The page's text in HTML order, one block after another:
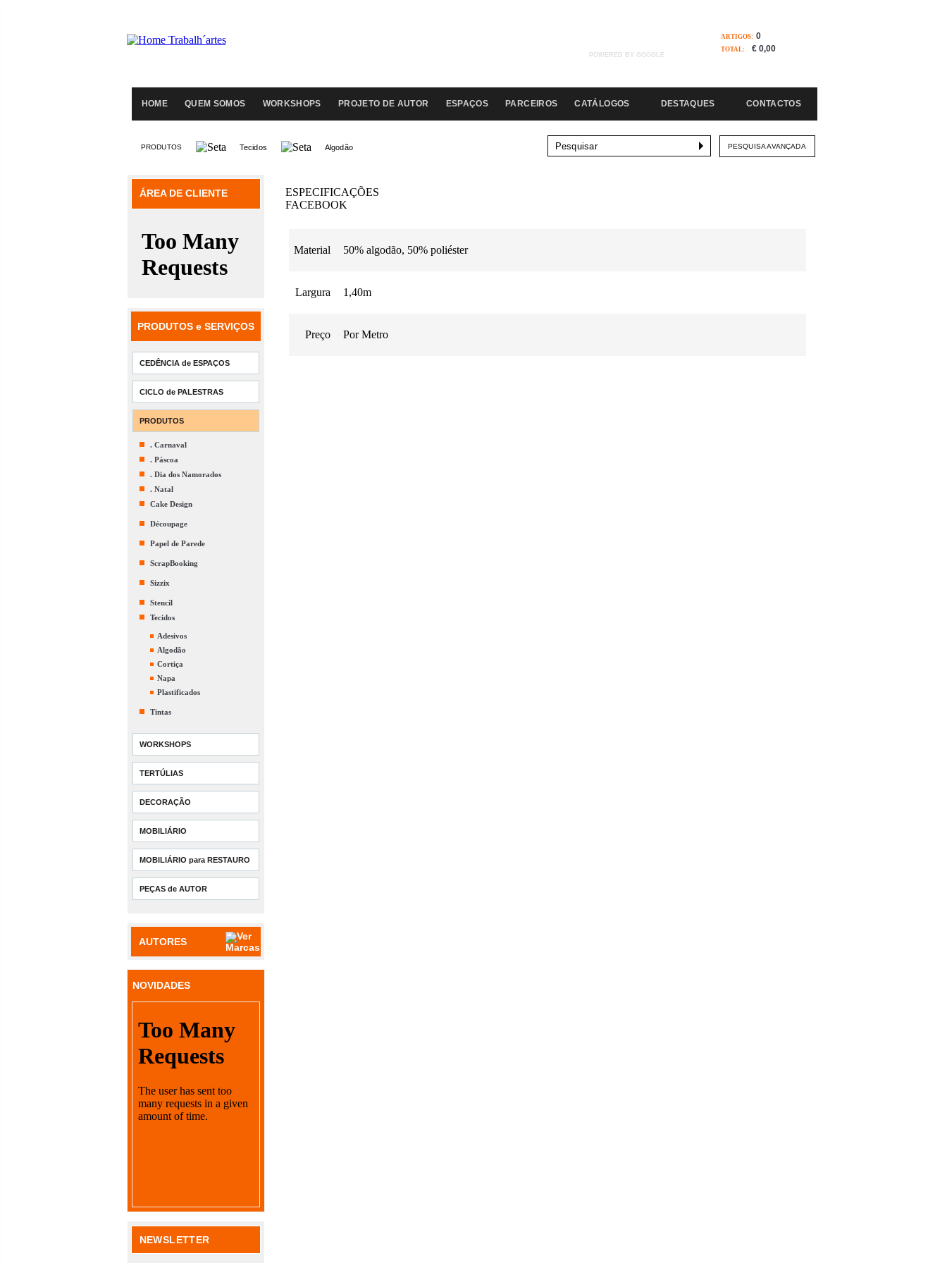
POWERED BY GOOGLE
ARTIGOS: 0
TOTAL: € 0,00
HOME QUEM SOMOS WORKSHOPS PROJETO DE AUTOR ESPAÇOS PARCEIROS CATÁLOGOS DESTAQUES CONTACTOS
PRODUTOS Tecidos Algodão PESQUISA AVANÇADA
ÁREA DE CLIENTE
PRODUTOS e SERVIÇOS
CEDÊNCIA de ESPAÇOS
CICLO de PALESTRAS
PRODUTOS
. Carnaval
. Páscoa
. Dia dos Namorados
. Natal
Cake Design
Découpage
Papel de Parede
ScrapBooking
Sizzix
Stencil
Tecidos
Adesivos
Algodão
Cortiça
Napa
Plastificados
Tintas
WORKSHOPS
TERTÚLIAS
DECORAÇÃO
MOBILIÁRIO
MOBILIÁRIO para RESTAURO
PEÇAS de AUTOR
AUTORES
NOVIDADES
NEWSLETTER
ESPECIFICAÇÕES
FACEBOOK
Material 50% algodão, 50% poliéster
Largura 1,40m
Preço Por Metro